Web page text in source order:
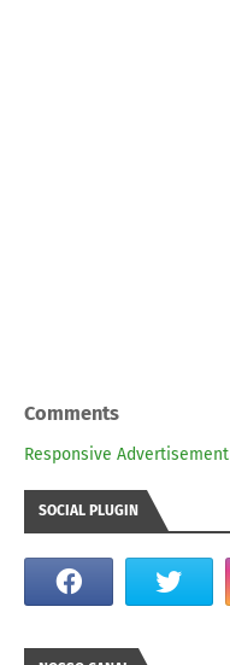
Comments
Responsive Advertisement
SOCIAL PLUGIN